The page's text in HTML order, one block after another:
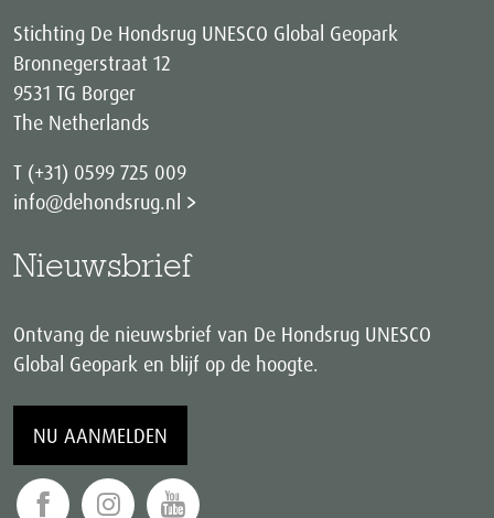
Stichting De Hondsrug UNESCO Global Geopark
Bronnegerstraat 12
9531 TG Borger
The Netherlands
T (+31) 0599 725 009
info@dehondsrug.nl
Nieuwsbrief
Ontvang de nieuwsbrief van De Hondsrug UNESCO
Global Geopark en blijf op de hoogte.
NU AANMELDEN